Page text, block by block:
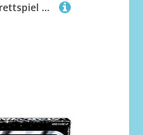
Devir Catan Junior, Brettspiel auf Spanisch, Katalanisch und Portugiesisch, Brettspiel, 6-jähriges Spiel, Familienspiel, Spaß (BGCATJU)